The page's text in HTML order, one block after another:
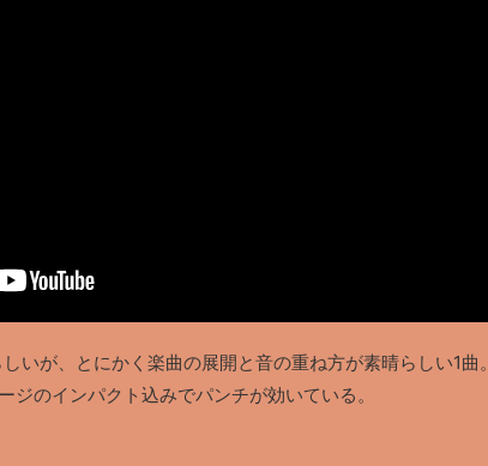
いが、とにかく楽曲の展開と音の重ね方が素晴らしい1曲。
ジのインパクト込みでパンチが効いている。